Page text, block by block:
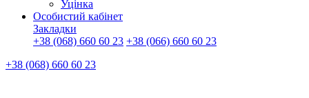
Уцінка
Особистий кабінет
Закладки
+38 (068) 660 60 23 +38 (066) 660 60 23
+38 (068) 660 60 23